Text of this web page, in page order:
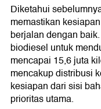
Diketahui
memastikan
berjalan dengan
biodiesel untuk
mencapai 15,6 juta
mencakup distribusi
kesiapan dari sisi
prioritas utama.